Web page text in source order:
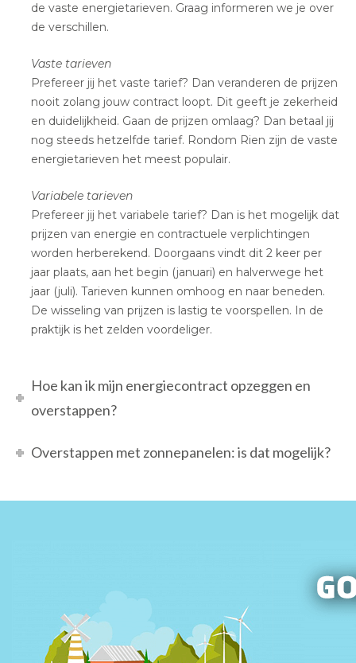
de vaste energietarieven. Graag informeren we je over
de verschillen.
Vaste tarieven
Prefereer jij het vaste tarief? Dan veranderen de prijzen
nooit zolang jouw contract loopt. Dit geeft je zekerheid
en duidelijkheid. Gaan de prijzen omlaag? Dan betaal jij
nog steeds hetzelfde tarief. Rondom Rien zijn de vaste
energietarieven het meest populair.
Variabele tarieven
Prefereer jij het variabele tarief? Dan is het mogelijk dat
prijzen van energie en contractuele verplichtingen
worden herberekend. Doorgaans vindt dit 2 keer per
jaar plaats, aan het begin (januari) en halverwege het
jaar (juli). Tarieven kunnen omhoog en naar beneden.
De wisseling van prijzen is lastig te voorspellen. In de
praktijk is het zelden voordeliger.
Hoe kan ik mijn energiecontract opzeggen en
overstappen?
Overstappen met zonnepanelen: is dat mogelijk?